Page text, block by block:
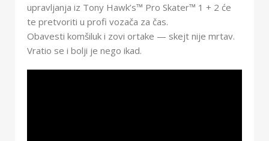
upravljanja iz Tony Hawk’s™ Pro Skater™ 1 + 2 će
te pretvoriti u profi vozača za čas.
Obavesti komšiluk i zovi ortake — skejt nije mrtav.
Vratio se i bolji je nego ikad.